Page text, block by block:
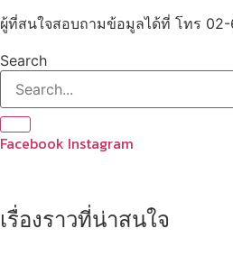
ผู้ที่สนใจสอบถามข้อมูลได้ที่ โทร
Search
Facebook Instagram
เรื่องราวที่น่าสนใจ